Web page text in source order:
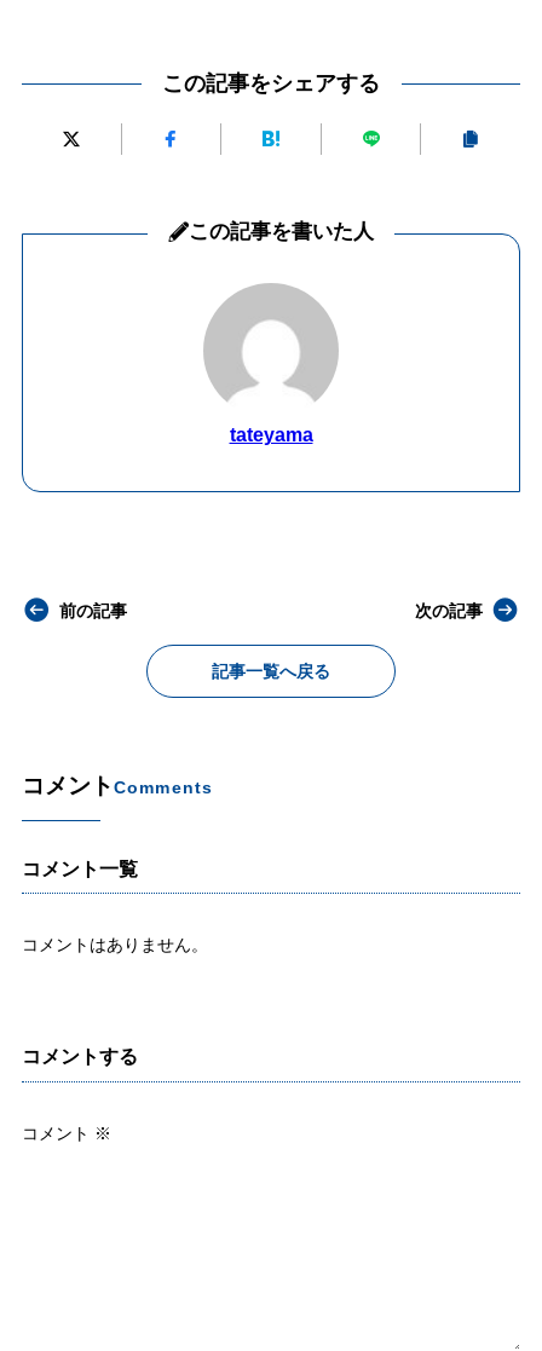
この記事をシェアする
この記事を書いた人
tateyama
前の記事
記事一覧へ戻る
次の記事
コメントComments
コメント一覧
コメントはありません。
コメントする
コメント ※